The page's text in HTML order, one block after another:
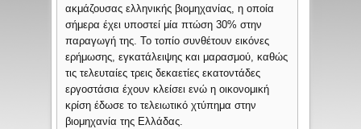
ακμάζουσας ελληνικής βιομηχανίας, η οποία
σήμερα έχει υποστεί μία πτώση 30% στην
παραγωγή της. Το τοπίο συνθέτουν εικόνες
ερήμωσης, εγκατάλειψης και μαρασμού, καθώς
τις τελευταίες τρεις δεκαετίες εκατοντάδες
εργοστάσια έχουν κλείσει ενώ η οικονομική
κρίση έδωσε το τελειωτικό χτύπημα στην
βιομηχανία της Ελλάδας.